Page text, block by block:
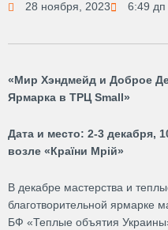
28 ноября, 2023 6:49 дп
«Мир Хэндмейд и Доброе
Ярмарка в ТРЦ Small»
Дата и место: 2-3 декабря,
возле « Країни Мрій»
В декабре мастерства и
благотворительной ярмарке
БФ «Теплые объятия